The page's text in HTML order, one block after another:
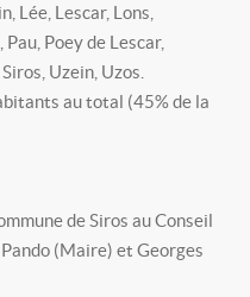
Lée, Lescar, Lons,
Poey de Lescar,
Uzein, Uzos.
au total (45% de la
de Siros au Conseil
(Maire) et Georges